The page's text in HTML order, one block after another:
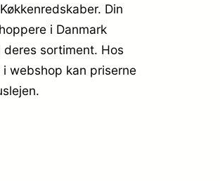
Din
i Danmark
sortiment. Hos
webshop kan priserne